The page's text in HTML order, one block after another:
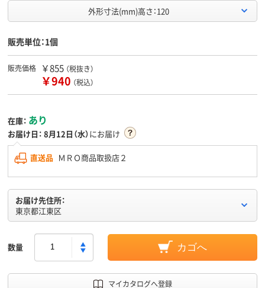
外形寸法(mm)高さ：120
販売単位：1個
販売価格 ￥855 （税抜き）
￥940 （税込）
在庫： あり
お届け日： 8月12日（水）にお届け
直送品 ＭＲＯ商品取扱店２
お届け先住所：
東京都江東区
数量 カゴへ
マイカタログへ登録